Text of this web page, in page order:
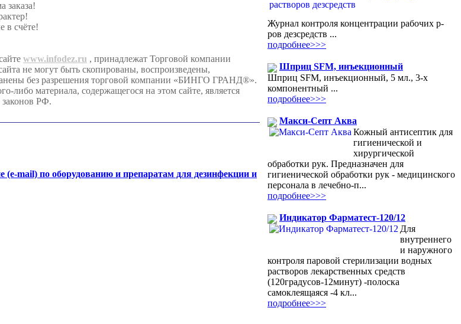
заказа!
в счёте!
www.infodez.ru , принадлежат Торговой компании
не могут быть скопированы, воспроизведены,
без разрешения торговой компании «БИНГО ГРАНД®».
либо материала, содержащегося на этом сайте, является
законов РФ.
(e-mail) по оборудованию и препаратам для дезинфекции и
Журнал контроля концентрации рабочих р-
ров дезсредств ...
подробнее>>>
Шприц SFM, инъекционный
Шприц SFM, инъекционный, 5 мл., 3-х
компонентный ...
подробнее>>>
Макси-Септ Аква
Кожный антисептик для
гигиенической и
хирургической
обработки рук. Предназначен для
гигиенической обработки рук - медицинского
персонала в лечебно-п...
подробнее>>>
Индикатор Фарматест-120/12
Для
внутреннего
и наружного
контроля паровой стерилизации водных
растворов лекарственных средств
(120градусов-12минут) -полоска
самоклеящаяся -4 кл...
подробнее>>>